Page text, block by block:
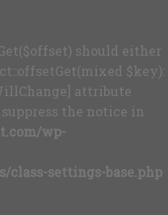
should either
$key):
attribute
the notice in
wp-
class-settings-base.php